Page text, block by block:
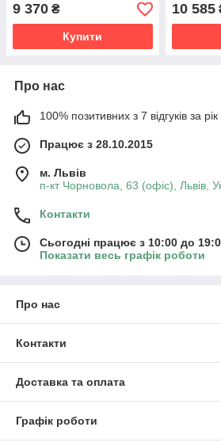
9 370 ₴
Купити
10 585
Про нас
100% позитивних з 7 відгуків за рік
Працює з 28.10.2015
м. Львів
п-кт Чорновола, 63 (офіс), Львів,
Контакти
Сьогодні працює з 10:00 до
Показати весь графік роботи
Про нас
Контакти
Доставка та оплата
Графік роботи